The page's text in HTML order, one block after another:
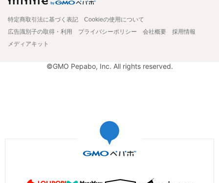
特定商取引法に基づく表記
Cookieの使用について
広告識別子の取得・利用
プライバシーポリシー 会社概要
採用情報
メディアキット
©GMO Pepabo, Inc. All rights reserved.